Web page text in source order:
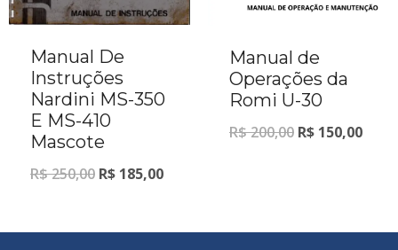
Manual De
Instruções
Nardini MS-350
E MS-410
Mascote
R$250,00 R$ 185,00
Manual de
Operações da
Romi U-30
R$200,00 R$ 150,00